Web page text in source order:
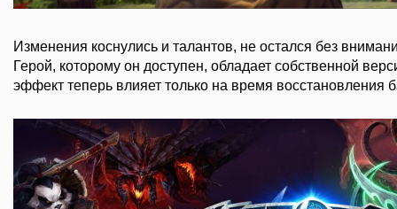
Изменения коснулись и талантов, не остался без
Герой, которому он доступен, обладает собственной
эффект теперь влияет только на время восстановления